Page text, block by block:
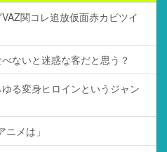
関コレ追放仮面赤カビツイ
ないと迷惑な客だと思う？
る変身ヒロインというジャン
メは」